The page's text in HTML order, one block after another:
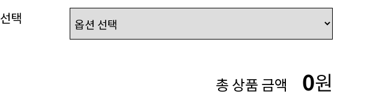
선택
총 상품 금액 0원